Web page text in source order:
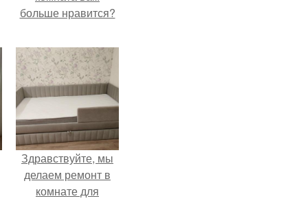
больше нравится?
Здравствуйте, мы
делаем ремонт в
комнате для